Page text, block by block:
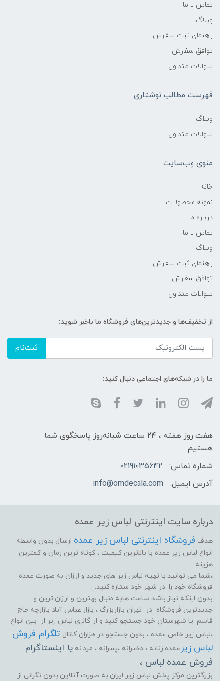
تماس با ما
وبلاگ
راهنمای ثبت سفارش
توافق سفارش
سوالات متداول
فهرست مطالب نوشتاری
وبلاگ
سوالات متداول
منوی وب‌سایت
خانه
نمونه محصولات
درباره ما
تماس با ما
وبلاگ
راهنمای ثبت سفارش
توافق سفارش
سوالات متداول
از تخفیف‌ها و جدیدترین‌های فروشگاه ما باخبر شوید:
ثبت‌نام
ما را در شبکه‌های اجتماعی دنبال کنید:
هفت روز هفته ، ۲۴ ساعت شبانه‌روز پاسخگوی شما
هستیم
شماره تماس:
02191035642
آدرس ایمیل:
info@omdecala.com
درباره سایت اینترنتی لباس زیر عمده
هدف فروشگاه اینترنتی لباس زیر عمده ارسال بدون واسطه
انواع لباس زیر عمده با بالاترین کیفیت ، کوتاه ترین زمان و کمترین
هزینه .
،شما می توانید با تهیه لباس زیر های جدید و ارزان به صورت عمده
فروشگاه خود را در شهر خود ستاره کنید. .
بدون اینکه نیاز باشد ساعت هابه دنبال بهترین و ارزان ترین و
جدیدترین فروشگاه در تهران بازاربزرگ ، بازار عباس آباد بازارچه حاج
قاسم یا شهرستان خود جستجو کنید و از گالری لباس زیر از بین انواع
،لباس زیر خاص عمده ، بدون جستجو در هزاران کانال تلگرام فروش
لباس زیر عمده زنانه ، دخترانه ،پسرانه ، مردانه.یا اینستاگرام
فروش عمده لباس ،
بزرگترین مرکز پخش لباس زیر ایران به صورت آنلاین.بدون نگرانی از